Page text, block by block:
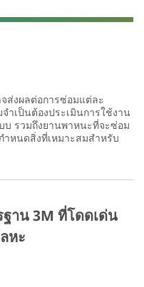
ส่งผลต่อการซ่อมแต่ละ
ำเป็นต้องประเมินการใช้งาน
บ รวมถึงยานพาหนะที่จะซ่อม
หนดสิ่งที่เหมาะสมสำหรับ
าน 3M ที่โดดเด่น
หะ